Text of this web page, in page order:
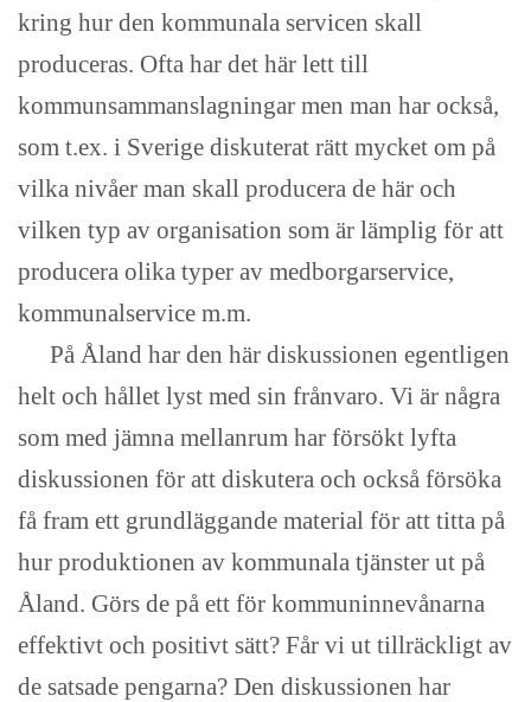
kring hur den kommunala servicen skall
produceras. Ofta har det här lett till
kommunsammanslagningar men man har också,
som t.ex. i Sverige diskuterat rätt mycket om på
vilka nivåer man skall producera de här och
vilken typ av organisation som är lämplig för att
producera olika typer av medborgarservice,
kommunalservice m.m.
På Åland har den här diskussionen egentligen
helt och hållet lyst med sin frånvaro. Vi är några
som med jämna mellanrum har försökt lyfta
diskussionen för att diskutera och också försöka
få fram ett grundläggande material för att titta på
hur produktionen av kommunala tjänster ut på
Åland. Görs de på ett för kommuninnevånarna
effektivt och positivt sätt? Får vi ut tillräckligt av
de satsade pengarna? Den diskussionen har